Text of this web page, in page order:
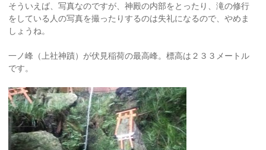
そういえば、写真なのですが、神殿の内部をとったり、滝の修行
をしている人の写真を撮ったりするのは失礼になるので、やめま
しょうね。
一ノ峰（上社神蹟）が伏見稲荷の最高峰。標高は２３３メートル
です。